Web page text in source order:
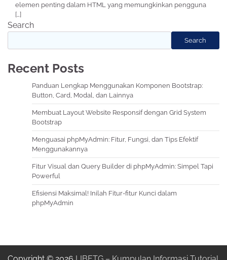
elemen penting dalam HTML yang memungkinkan pengguna
[…]
Search
Search
Recent Posts
Panduan Lengkap Menggunakan Komponen Bootstrap:
Button, Card, Modal, dan Lainnya
Membuat Layout Website Responsif dengan Grid System
Bootstrap
Menguasai phpMyAdmin: Fitur, Fungsi, dan Tips Efektif
Menggunakannya
Fitur Visual dan Query Builder di phpMyAdmin: Simpel Tapi
Powerful
Efisiensi Maksimal! Inilah Fitur-fitur Kunci dalam
phpMyAdmin